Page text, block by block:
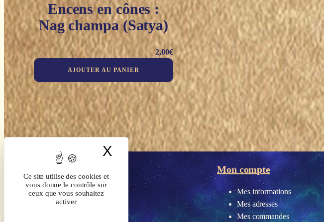
Ce site utilise des cookies et
vous donne le contrôle sur
ceux que vous souhaitez
activer
X Masquer le bandeau des cookies
Encens en cônes :
Nag champa (Satya)
2,00€
AJOUTER AU PANIER
Mon compte
Mes informations
Mes adresses
Mes commandes